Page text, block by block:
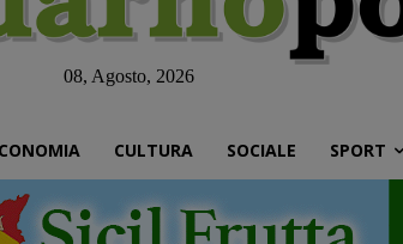
08, Agosto, 2026
CULTURA SOCIALE SPORT